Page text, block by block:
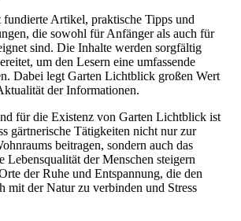
fundierte Artikel, praktische Tipps und
die sowohl für Anfänger als auch für
sind. Die Inhalte werden sorgfältig
um den Lesern eine umfassende
Dabei legt Garten Lichtblick großen Wert
der Informationen.
für die Existenz von Garten Lichtblick ist
gärtnerische Tätigkeiten nicht nur zur
beitragen, sondern auch das
Lebensqualität der Menschen steigern
der Ruhe und Entspannung, die den
mit der Natur zu verbinden und Stress